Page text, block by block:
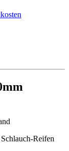
Reifen